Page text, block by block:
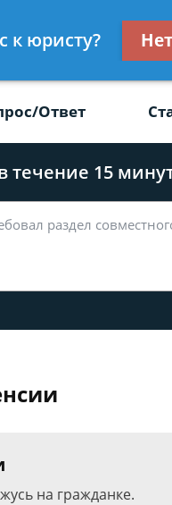
Ответ
течение 15
на гражданке.
к юристу? Нет